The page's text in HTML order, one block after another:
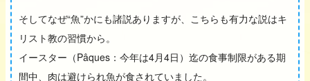
そしてなぜ“魚”かにも諸説ありますが、こちらも有力な説はキ
リスト教の習慣から。
イースター（Pâques：今年は4月4日）迄の食事制限がある期
間中、肉は避けられ魚が食されていました。